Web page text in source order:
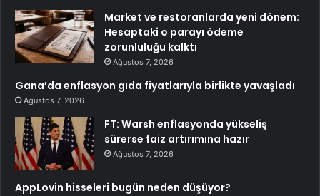
Market ve restoranlarda yeni dönem:
Hesaptaki o parayı ödeme
zorunluluğu kalktı
Ağustos 7, 2026
Gana’da enflasyon gıda fiyatlarıyla birlikte yavaşladı
Ağustos 7, 2026
FT: Warsh enflasyonda yükseliş
sürerse faiz artırımına hazır
Ağustos 7, 2026
AppLovin hisseleri bugün neden düşüyor?